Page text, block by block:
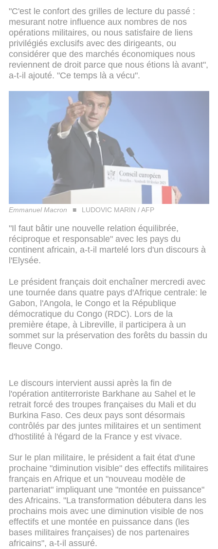
"C'est le confort des grilles de lecture du passé :
mesurant notre influence aux nombres de nos
opérations militaires, ou nous satisfaire de liens
privilégiés exclusifs avec des dirigeants, ou
considérer que des marchés économiques nous
reviennent de droit parce que nous étions là avant",
a-t-il ajouté. "Ce temps là a vécu".
Emmanuel Macron LUDOVIC MARIN / AFP
"Il faut bâtir une nouvelle relation équilibrée,
réciproque et responsable" avec les pays du
continent africain, a-t-il martelé lors d'un discours à
l'Elysée.
Le président français doit enchaîner mercredi avec
une tournée dans quatre pays d'Afrique centrale: le
Gabon, l'Angola, le Congo et la République
démocratique du Congo (RDC). Lors de la
première étape, à Libreville, il participera à un
sommet sur la préservation des forêts du bassin du
fleuve Congo.
Le discours intervient aussi après la fin de
l'opération antiterroriste Barkhane au Sahel et le
retrait forcé des troupes françaises du Mali et du
Burkina Faso. Ces deux pays sont désormais
contrôlés par des juntes militaires et un sentiment
d'hostilité à l'égard de la France y est vivace.
Sur le plan militaire, le président a fait état d'une
prochaine "diminution visible" des effectifs militaires
français en Afrique et un "nouveau modèle de
partenariat" impliquant une "montée en puissance"
des Africains. "La transformation débutera dans les
prochains mois avec une diminution visible de nos
effectifs et une montée en puissance dans (les
bases militaires françaises) de nos partenaires
africains", a-t-il assuré.